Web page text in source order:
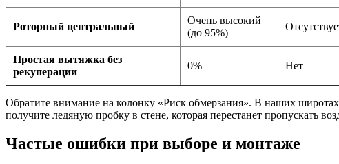
Роторный центральный
Очень высокий
(до 95%)
Простая вытяжка без
рекуперации
0% Нет
Обратите внимание на колонку «Риск обмерзания». В наших
получите ледяную пробку в стене, которая перестанет пропускать
Частые ошибки при выборе и монтаже